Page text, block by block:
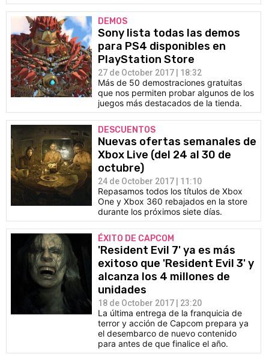
DEMOS
Sony lista todas las demos
para PS4 disponibles en
PlayStation Store
27 de October 2017 | 18:32
Más de 50 demostraciones gratuitas
que nos permiten probar algunos de los
juegos más destacados de la tienda.
DESCUENTOS
Nuevas ofertas semanales de
Xbox Live (del 24 al 30 de
octubre)
24 de October 2017 | 11:10
Repasamos todos los títulos de Xbox
One y Xbox 360 rebajados en la store
durante los próximos siete días.
ÉXITO DE CAPCOM
'Resident Evil 7' ya es más
exitoso que 'Resident Evil 3' y
alcanza los 4 millones de
unidades
18 de October 2017 | 23:20
La última entrega de la franquicia de
terror y acción de Capcom prepara ya
el desembarco de nuevo contenido
para antes de que finalice el año.